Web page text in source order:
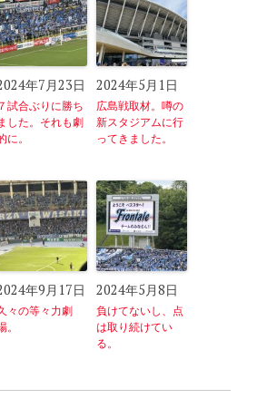
年7月23日
７試合ぶりに勝ち
した。それも劇
に。
2024年5月1日
広島戦取材。噂の
新スタジアムに行
ってきました。
年9月17日
々の等々力劇
。
2024年5月8日
負けてないし、点
は取り続けてい
る。